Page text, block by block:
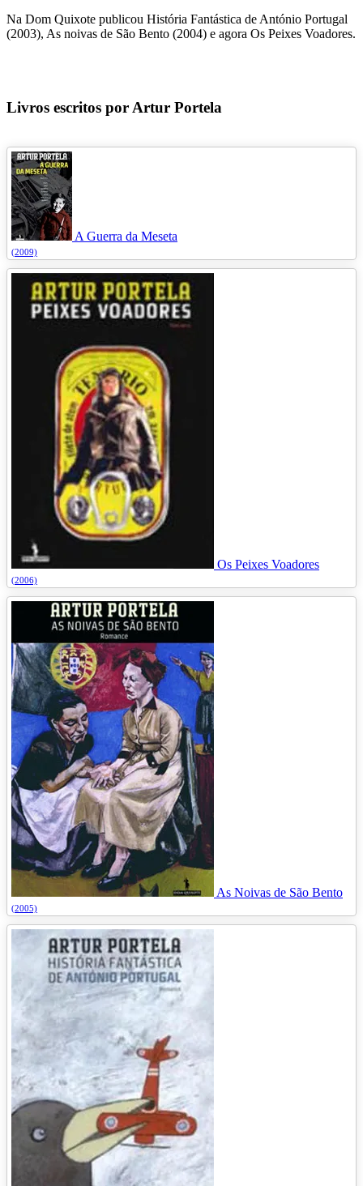
Na Dom Quixote publicou História Fantástica de António Portugal
(2003), As noivas de São Bento (2004) e agora Os Peixes Voadores.
Livros escritos por Artur Portela
A Guerra da Meseta
(2009)
Os Peixes Voadores
(2006)
As Noivas de São Bento
(2005)